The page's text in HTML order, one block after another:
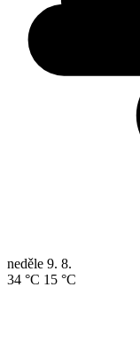
neděle 9. 8.
34 °C 15 °C